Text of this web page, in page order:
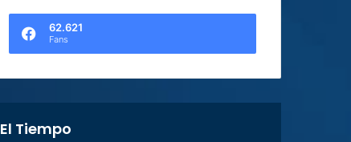
62.621
Fans
El Tiempo